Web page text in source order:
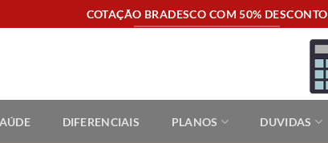
COTAÇÃO BRADESCO COM 50% DESCONTO
DIFERENCIAIS PLANOS DUVIDAS